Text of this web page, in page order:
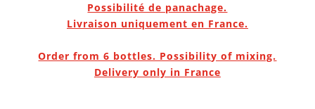
Possibilité de panachage.
Livraison uniquement en France.
Order from 6 bottles. Possibility of mixing.
Delivery only in France